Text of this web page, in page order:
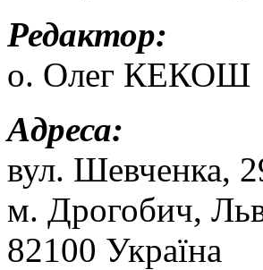
Редактор:
о. Олег КЕКОШ
Адреса:
вул. Шевченка,
м. Дрогобич,
82100 Україна